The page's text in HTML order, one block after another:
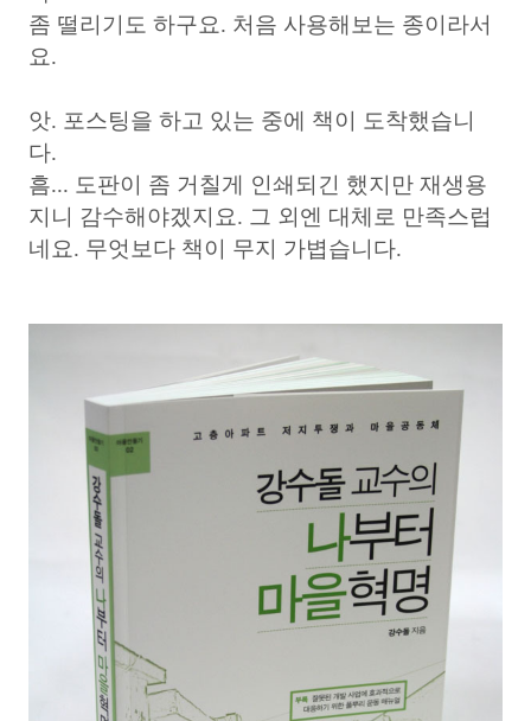
좀 떨리기도 하구요. 처음 사용해보는 종이라서
요.
앗. 포스팅을 하고 있는 중에 책이 도착했습니
다.
흠... 도판이 좀 거칠게 인쇄되긴 했지만 재생용
지니 감수해야겠지요. 그 외엔 대체로 만족스럽
네요. 무엇보다 책이 무지 가볍습니다.